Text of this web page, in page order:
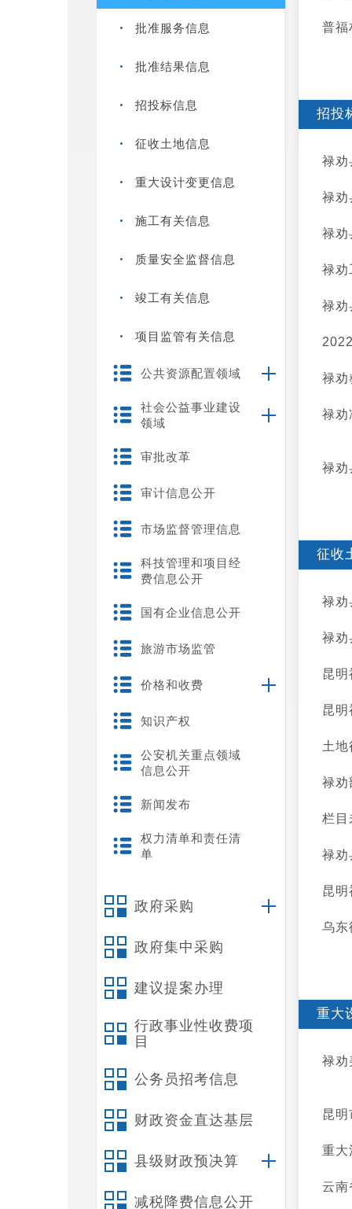
批准服务信息
批准结果信息
招投标信息
征收土地信息
重大设计变更信息
施工有关信息
质量安全监督信息
竣工有关信息
项目监管有关信息
公共资源配置领域
社会公益事业建设
领域
审批改革
审计信息公开
市场监督管理信息
科技管理和项目经
费信息公开
国有企业信息公开
旅游市场监管
价格和收费
知识产权
公安机关重点领域
信息公开
新闻发布
权力清单和责任清
单
政府采购
政府集中采购
建议提案办理
行政事业性收费项
目
公务员招考信息
财政资金直达基层
县级财政预决算
减税降费信息公开
普福
招投
禄劝
禄劝
禄劝
禄劝
禄劝
禄劝
禄劝
禄劝
征收
禄劝
禄劝
昆
昆
土地
禄劝
栏目
禄劝
昆
乌东
重大
禄劝
昆
重大
云南